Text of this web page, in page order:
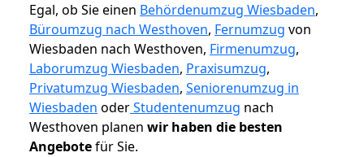
Egal, ob Sie einen Behördenumzug Wiesbaden,
Büroumzug nach Westhoven, Fernumzug von
Wiesbaden nach Westhoven, Firmenumzug,
Laborumzug Wiesbaden, Praxisumzug,
Privatumzug Wiesbaden, Seniorenumzug in
Wiesbaden oderStudentenumzug nach
Westhoven planen wir haben die besten
Angebotefür Sie.